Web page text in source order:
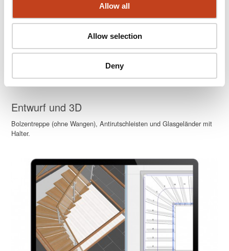
Allow all
Allow selection
Deny
Entwurf und 3D
Bolzentreppe (ohne Wangen), Antirutschleisten und Glasgeländer mit
Halter.